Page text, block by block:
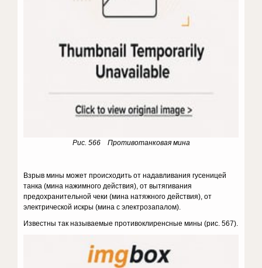
Рис. 566 Противотанковая мина
Взрыв мины может происходить от надавливания гусеницей
танка (мина нажимного действия), от вытягивания
предохранительной чеки (мина натяжного действия), от
электрической искры (мина с электроза­палом).
Известны так называемые противоклиренсные мины (рис. 567).